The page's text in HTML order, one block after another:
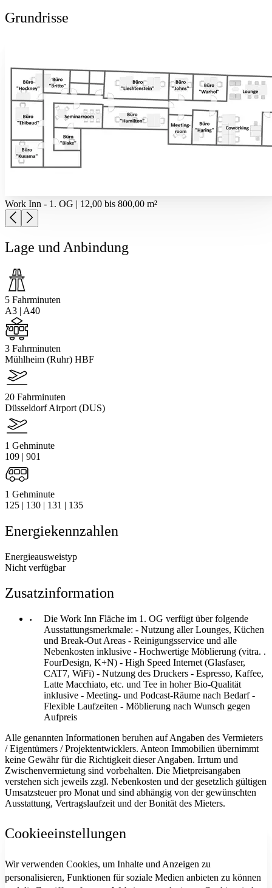
Grundrisse
Work Inn - 1. OG | 12,00 bis 800,00 m²
Lage und Anbindung
5 Fahrminuten
A3 | A40
3 Fahrminuten
Mühlheim (Ruhr) HBF
20 Fahrminuten
Düsseldorf Airport (DUS)
1 Gehminute
109 | 901
1 Gehminute
125 | 130 | 131 | 135
Energiekennzahlen
Energieausweistyp
Nicht verfügbar
Zusatzinformation
Die Work Inn Fläche im 1. OG verfügt über folgende
Ausstattungsmerkmale: - Nutzung aller Lounges, Küchen
und Break-Out Areas - Reinigungsservice und alle
Nebenkosten inklusive - Hochwertige Möblierung (vitra. .
FourDesign, K+N) - High Speed Internet (Glasfaser,
CAT7, WiFi) - Nutzung des Druckers - Espresso, Kaffee,
Latte Macchiato, etc. und Tee in hoher Bio-Qualität
inklusive - Meeting- und Podcast-Räume nach Bedarf -
Flexible Laufzeiten - Möblierung nach Wunsch gegen
Aufpreis
Alle genannten Informationen beruhen auf Angaben des Vermieters
/ Eigentümers / Projektentwicklers. Anteon Immobilien übernimmt
keine Gewähr für die Richtigkeit dieser Angaben. Irrtum und
Zwischenvermietung sind vorbehalten. Die Mietpreisangaben
verstehen sich jeweils zzgl. Nebenkosten und der gesetzlich gültigen
Umsatzsteuer pro Monat und sind abhängig von der gewünschten
Ausstattung, Vertragslaufzeit und der Bonität des Mieters.
Cookieeinstellungen
Wir verwenden Cookies, um Inhalte und Anzeigen zu
personalisieren, Funktionen für soziale Medien anbieten zu können